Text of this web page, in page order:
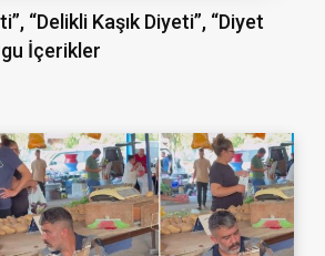
“Delikli Kaşık Diyeti”, “Diyet
İçerikler